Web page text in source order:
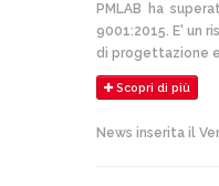
PMLAB ha
9001:2015. E' un
di progettazione
Scopri di più
News inserita il